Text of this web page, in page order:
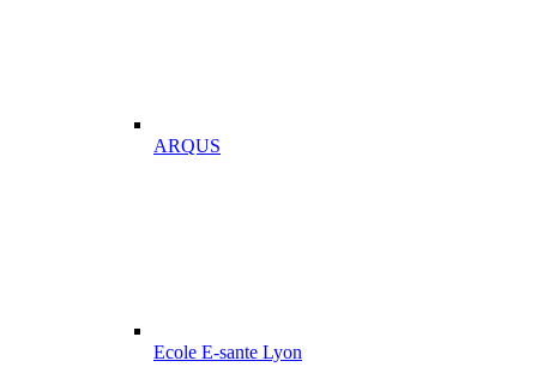
ARQUS
Ecole E-sante Lyon